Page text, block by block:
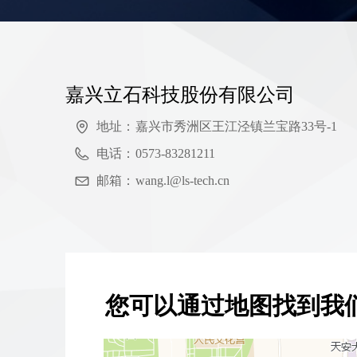
地址： 嘉兴市秀洲区王江泾镇兰宝路33号-1
电话： 0573-83281211
邮箱： wang.l@ls-tech.cn
嘉兴立石科技股份有限公司
您可以通过地图找到我